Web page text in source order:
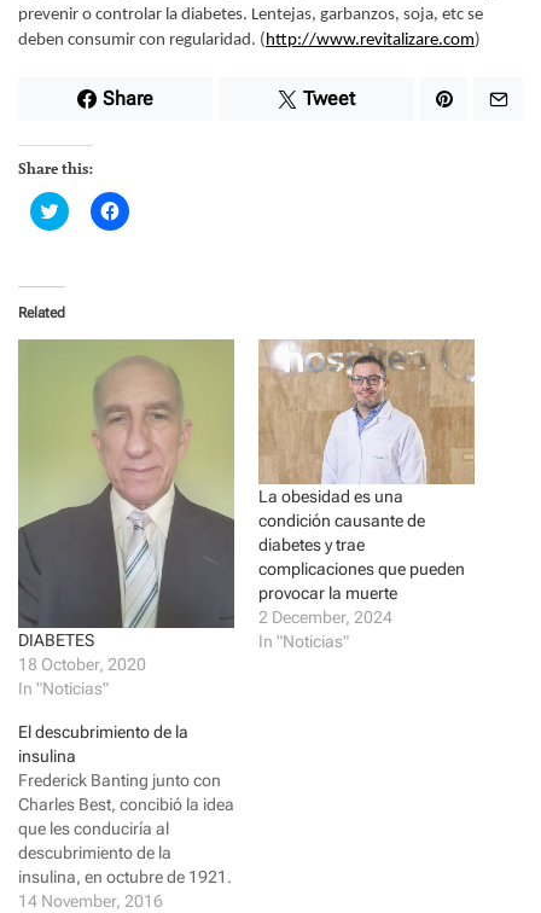
prevenir o controlar la diabetes. Lentejas, garbanzos, soja, etc se
deben consumir con regularidad. (http://www.revitalizare.com)
Share Tweet
Share this:
C
l
t
o
s
e
i
n
n
e
w
i
n
d
o
w
)
C
l
r
n
F
a
c
e
b
o
o
(
O
p
e
n
s
n
w
i
d
o
w
)
Related
DIABETES
18 October, 2020
In "Noticias"
La obesidad es una
condición causante de
diabetes y trae
complicaciones que pueden
provocar la muerte
2 December, 2024
In "Noticias"
El descubrimiento de la
insulina
Frederick Banting junto con
Charles Best, concibió la idea
que les conduciría al
descubrimiento de la
insulina, en octubre de 1921.
Antes del descubrimiento de
14 November, 2016